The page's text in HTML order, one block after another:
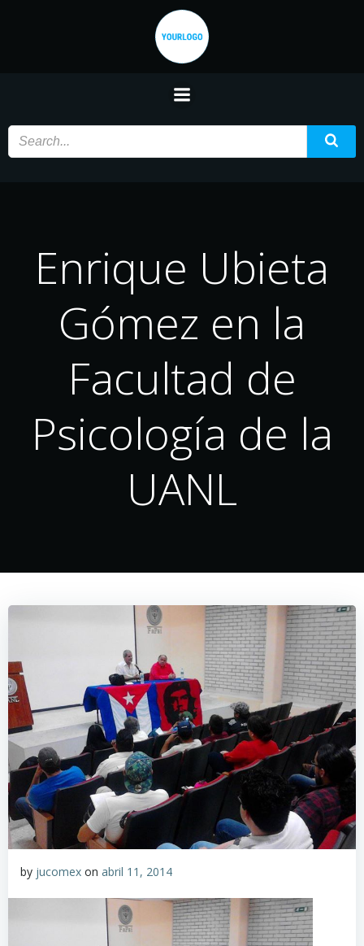
Saltar
contenido
Enrique Ubieta
Gómez en la
Facultad de
Psicología de la
UANL
by jucomex on abril 11, 2014